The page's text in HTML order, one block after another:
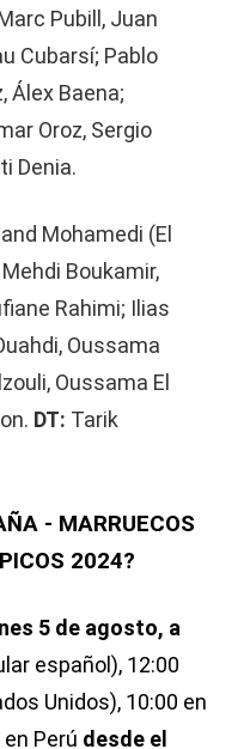
Pubill, Juan
Cubarsí; Pablo
Álex Baena;
Oroz, Sergio
Denia.
Mohamedi (El
Boukamir,
Rahimi; Ilias
Oussama
Oussama El
DT: Tarik
- MARRUECOS
2024?
5 de agosto, a
español), 12:00
Unidos), 10:00 en
Perú desde el